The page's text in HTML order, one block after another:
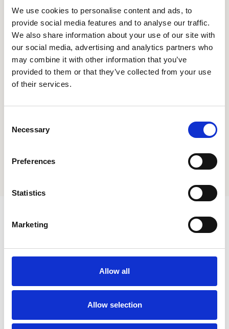
We use cookies to personalise content and ads, to
provide social media features and to analyse our traffic.
We also share information about your use of our site with
our social media, advertising and analytics partners who
may combine it with other information that you’ve
provided to them or that they’ve collected from your use
of their services.
Selection
Necessary
Preferences
Statistics
Marketing
Allow all
Allow selection
Geen brandstoftransport en
bijvulling nodig
Minder werkdruk voor
Een succesverhaal
ProjectDespierre
Bouwonderneming Despierre gebruikte de
Powerbooster 100 op een werf met een 63A